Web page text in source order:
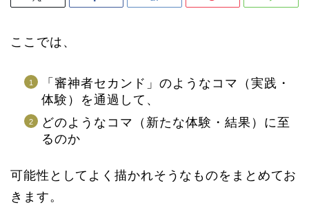
ここでは、
「審神者セカンド」のようなコマ（実践・
体験）を通過して、
どのようなコマ（新たな体験・結果）に至
るのか
可能性としてよく描かれそうなものをまとめてお
きます。